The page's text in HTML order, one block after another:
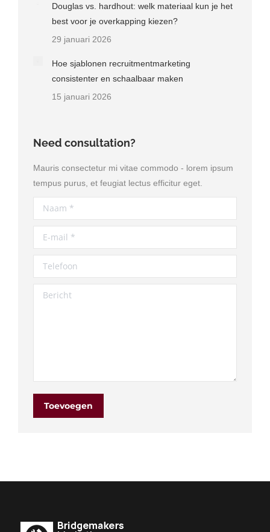
Douglas vs. hardhout: welk materiaal kun je het
best voor je overkapping kiezen?
29 januari 2026
Hoe sjablonen recruitmentmarketing
consistenter en schaalbaar maken
15 januari 2026
Need consultation?
Mauris consectetur mi vitae commodo - lorem ipsum
tempus purus, et feugiat lectus efficitur eget.
Naam *
E-mail *
Telefoon
Bericht
Toevoegen